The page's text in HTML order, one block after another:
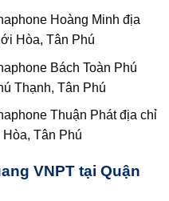
Hoàng Minh địa
Hòa, Tân Phú
Bách Toàn Phú
Thạnh, Tân Phú
Thuận Phát địa chỉ
Tân Phú
VNPT tại Quận